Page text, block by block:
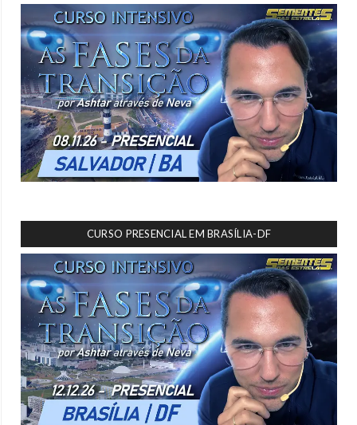
CURSO PRESENCIAL EM BRASÍLIA-DF